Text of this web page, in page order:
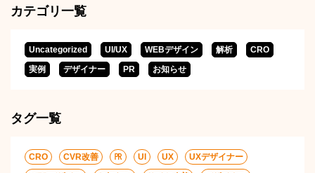
カテゴリ一覧
Uncategorized UI/UX WEBデザイン 解析
CRO
実例
デザイナー PR お知らせ
タグ一覧
CRO CVR改善 ㏚ UI UX
UXデザイナー